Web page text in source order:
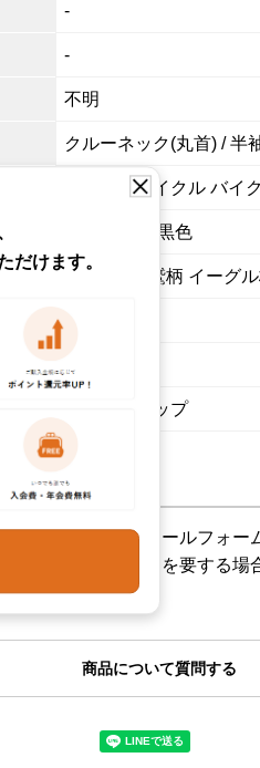
-
-
不明
クルーネック(丸首) / 半
モーターサイクル バイ
ブラック系 黒色
プリント / 鷲柄 イーグ
ネットショップ
せ
するご質問は下記メールフォー
ご対応にはお時間を要する場
さい。
商品について質問する
だけます。